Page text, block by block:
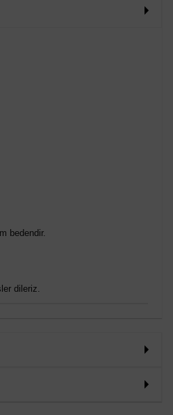
bedendir.
dileriz.